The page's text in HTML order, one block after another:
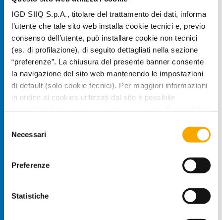
IGD SIIQ S.p.A., titolare del trattamento dei dati, informa
l’utente che tale sito web installa cookie tecnici e, previo
consenso dell’utente, può installare cookie non tecnici
(es. di profilazione), di seguito dettagliati nella sezione
“preferenze”. La chiusura del presente banner consente
la navigazione del sito web mantenendo le impostazioni
di default (solo cookie tecnici). Per maggiori informazioni
in ordine ai cookies utilizzati dal sito è possibile
mediante il link “rivedi le tue scelte sui cookie” presente
delNecessari
Preferenze
Statistiche